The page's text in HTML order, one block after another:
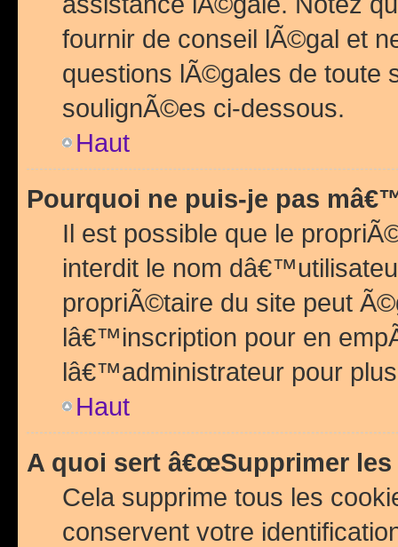
fournir de conseil lÃ©gal et
questions lÃ©gales de
soulignÃ©es ci-dessous.
Haut
Pourquoi ne puis-je pas
Il est possible que le
interdit le nom
propriÃ©taire du site peut
lâ€™inscription pour en
lâ€™administrateur pour
Haut
A quoi sert â€œSupprimer les
Cela supprime tous les
conservent votre